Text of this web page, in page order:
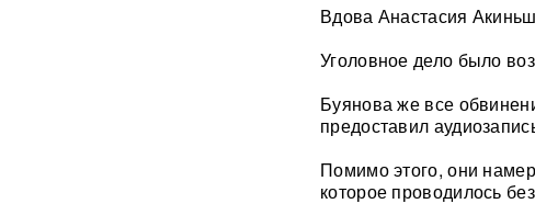
Вдова Анастасия
Уголовное дело было
Буянова же все
предоставил
Помимо этого, они
которое проводилось